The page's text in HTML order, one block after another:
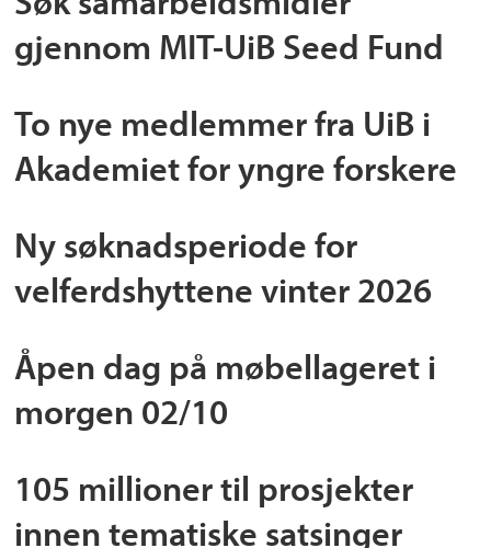
gjennom MIT-UiB Seed Fund
To nye medlemmer fra UiB i
Akademiet for yngre forskere
Ny søknadsperiode for
velferdshyttene vinter 2026
Åpen dag på møbellageret i
morgen 02/10
105 millioner til prosjekter
innen tematiske satsinger